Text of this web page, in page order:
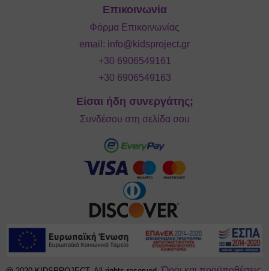
Επικοινωνία
Φόρμα Επικοινωνίας
email: info@kidsproject.gr
+30 6906549161
+30 6906549163
Είσαι ήδη συνεργάτης;
Συνδέσου στη σελίδα σου